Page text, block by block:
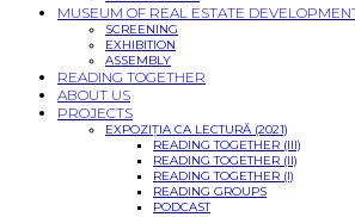
MUSEUM OF REAL ESTATE
SCREENING
EXHIBITION
ASSEMBLY
READING TOGETHER
ABOUT US
PROJECTS
EXPOZIȚIA CA LECTURĂ (2021)
READING TOGETHER (III)
READING TOGETHER (II)
READING TOGETHER (I)
READING GROUPS
PODCAST